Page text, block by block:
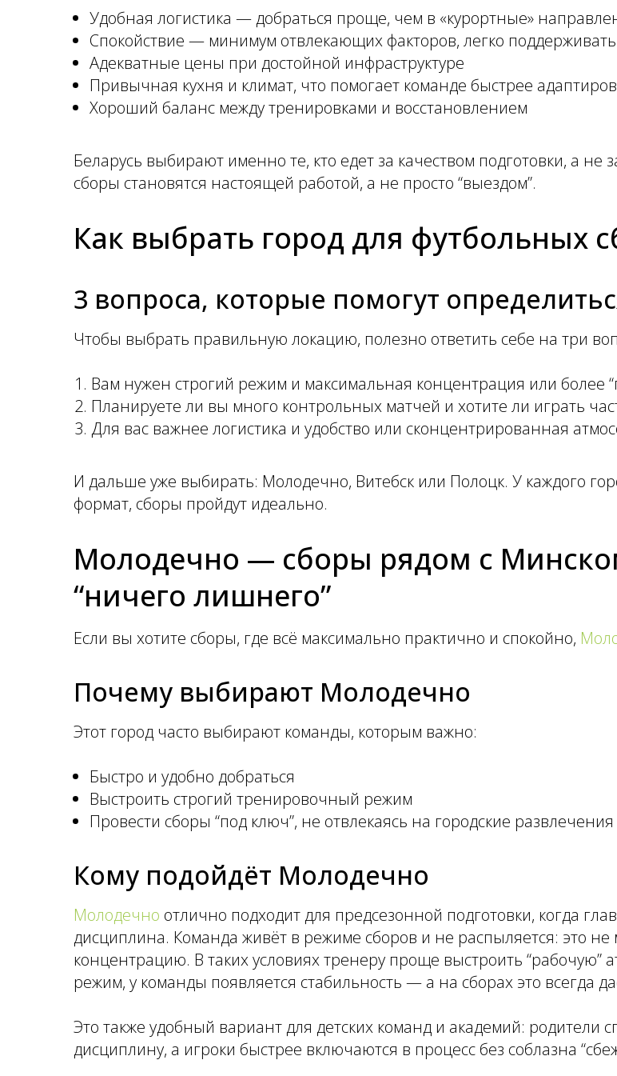
Удобная логистика — добраться проще, чем в «курортные»
Спокойствие — минимум отвлекающих факторов, легко
Адекватные цены при достойной инфраструктуре
Привычная кухня и климат, что помогает команде быстрее
Хороший баланс между тренировками и восстановлением
Беларусь выбирают именно те, кто едет за качеством подготовки, а
сборы становятся настоящей работой, а не просто “выездом”.
Как выбрать город для футбольных
3 вопроса, которые помогут
Чтобы выбрать правильную локацию, полезно ответить себе на три
Вам нужен строгий режим и максимальная концентрация или более
Планируете ли вы много контрольных матчей и хотите ли играть
Для вас важнее логистика и удобство или сконцентрированная
И дальше уже выбирать: Молодечно, Витебск или Полоцк. У каждого
формат, сборы пройдут идеально.
Молодечно — сборы рядом с
“ничего лишнего”
Если вы хотите сборы, где всё максимально практично и спокойно,
Почему выбирают Молодечно
Этот город часто выбирают команды, которым важно:
Быстро и удобно добраться
Выстроить строгий тренировочный режим
Провести сборы “под ключ”, не отвлекаясь на городские развлечения
Кому подойдёт Молодечно
Молодечно отлично подходит для предсезонной подготовки, когда
дисциплина. Команда живёт в режиме сборов и не распыляется: это не
концентрацию. В таких условиях тренеру проще выстроить “рабочую”
режим, у команды появляется стабильность — а на сборах это всегда
Это также удобный вариант для детских команд и академий: родители
дисциплину, а игроки быстрее включаются в процесс без соблазна